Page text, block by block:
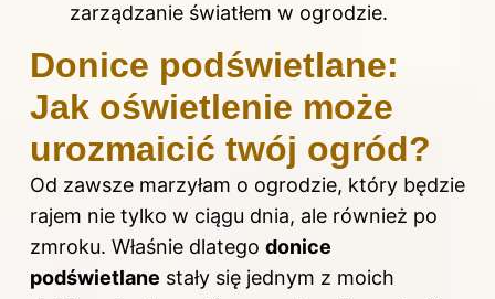
zarządzanie światłem w ogrodzie.
Donice podświetlane:
Jak oświetlenie może
urozmaicić twój ogród?
Od zawsze marzyłam o ogrodzie, który będzie
rajem nie tylko w ciągu dnia, ale również po
zmroku. Właśnie dlatego donice
podświetlane stały się jednym z moich